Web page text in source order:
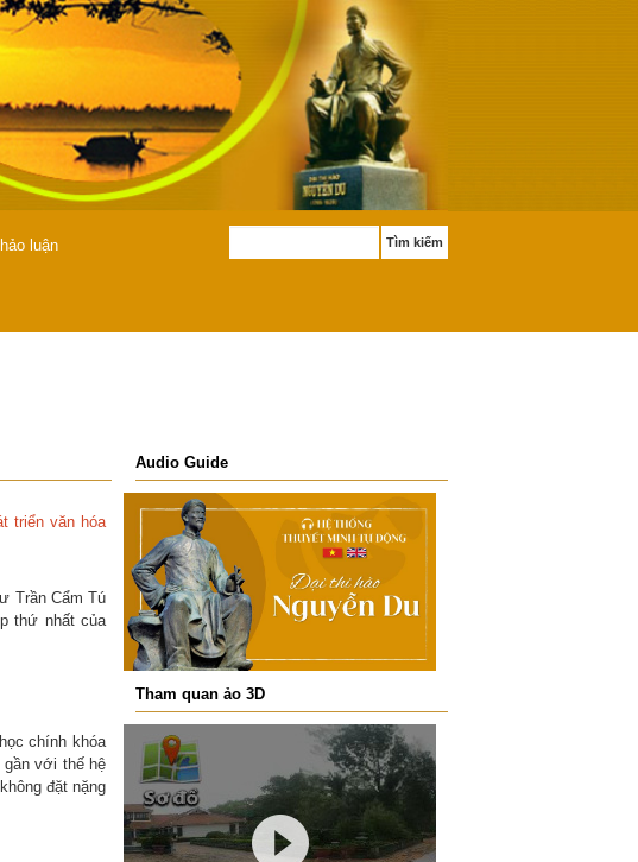
luận Tìm kiếm
triển văn hóa
Trần Cẩm Tú
thứ nhất của
chính khóa
gần với thế hệ
đặt nặng
Audio Guide
Tham quan ảo 3D